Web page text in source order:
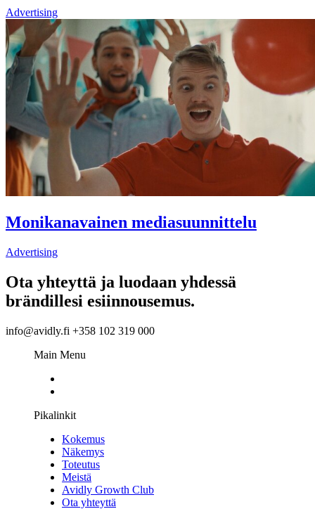
Advertising
Monikanavainen mediasuunnittelu
Advertising
Ota yhteyttä ja luodaan yhdessä
brändillesi esiinnousemus.
info@avidly.fi +358 102 319 000
Main Menu
Pikalinkit
Kokemus
Näkemys
Toteutus
Meistä
Avidly Growth Club
Ota yhteyttä